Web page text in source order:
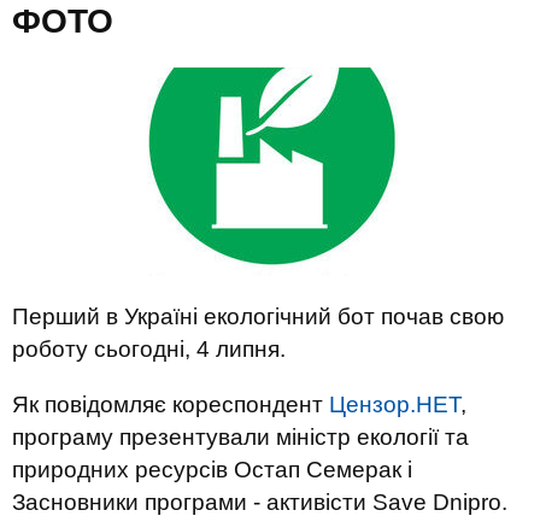
ФОТО
Перший в Україні екологічний бот почав свою
роботу сьогодні, 4 липня.
Як повідомляє кореспондент Цензор.НЕТ,
програму презентували міністр екології та
природних ресурсів Остап Семерак і
Засновники програми - активісти Save Dnipro.